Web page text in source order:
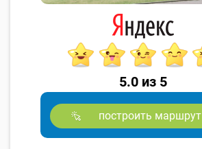
5.0 из 5
построить маршрут